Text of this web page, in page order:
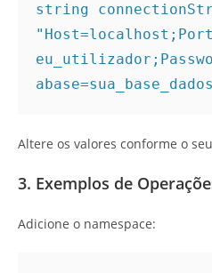
string
Altere os valores conforme o
3. Exemplos de
Adicione o namespace: